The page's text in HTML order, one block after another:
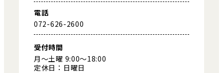
電話
072-626-2600
受付時間
月～土曜 9:00～18:00
定休日：日曜日